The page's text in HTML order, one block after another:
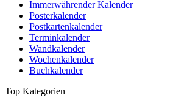
Immerwährender Kalender
Posterkalender
Postkartenkalender
Terminkalender
Wandkalender
Wochenkalender
Buchkalender
Top Kategorien